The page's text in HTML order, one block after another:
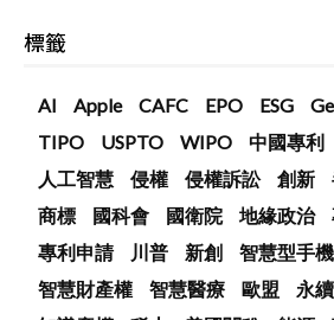
標籤
AI Apple CAFC EPO ESG
TIPO
USPTO WIPO 中國專利
人工智慧
侵權 侵權訴訟 創新
商標
國科會 國衛院 地緣政治
專利申請
川普 新創 智慧型手機
智慧財產權
智慧醫療 歐盟 永續